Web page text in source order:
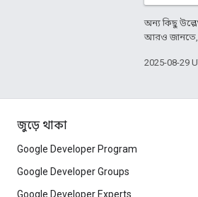
অন্য কিছু
আরও জানতে,
2025-08-29
জুড়ে থাকা
Google Developer Program
Google Developer Groups
Google Developer Experts